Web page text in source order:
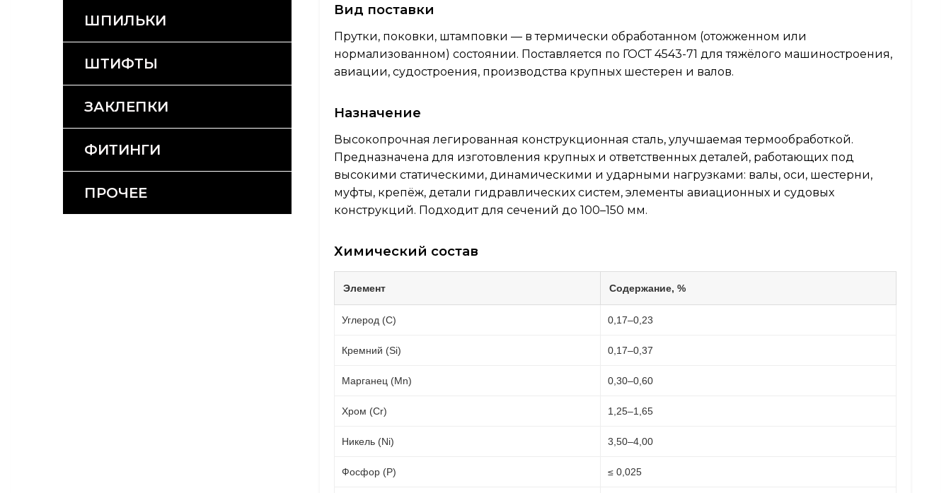
ШПИЛЬКИ
ШТИФТЫ
ЗАКЛЕПКИ
ФИТИНГИ
ПРОЧЕЕ
Вид поставки
Прутки, поковки, штамповки — в термически обработанном (отожженном или
нормализованном) состоянии. Поставляется по ГОСТ 4543-71 для тяжёлого машиностроения,
авиации, судостроения, производства крупных шестерен и валов.
Назначение
Высокопрочная легированная конструкционная сталь, улучшаемая термообработкой.
Предназначена для изготовления крупных и ответственных деталей, работающих под
высокими статическими, динамическими и ударными нагрузками: валы, оси, шестерни,
муфты, крепёж, детали гидравлических систем, элементы авиационных и судовых
конструкций. Подходит для сечений до 100–150 мм.
Химический состав
Элемент Содержание, %
Углерод (C) 0,17–0,23
Кремний (Si) 0,17–0,37
Марганец (Mn) 0,30–0,60
Хром (Cr) 1,25–1,65
Никель (Ni) 3,50–4,00
Фосфор (P) ≤ 0,025